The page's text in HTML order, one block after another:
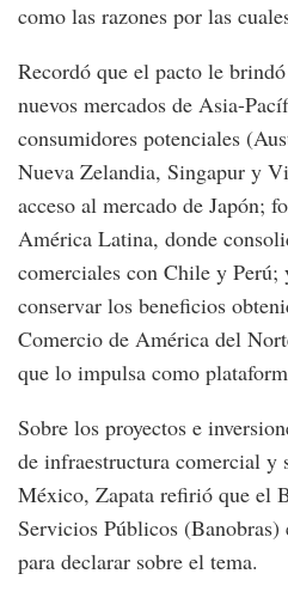
como las razones por las
Recordó que el pacto le
nuevos mercados de Asia-
consumidores potenciales
Nueva Zelandia, Singapur y
acceso al mercado de Japón;
América Latina, donde
comerciales con Chile y
conservar los beneficios
Comercio de América del
que lo impulsa como
Sobre los proyectos e
de infraestructura comercial y
México, Zapata refirió que el
Servicios Públicos (Banobras)
para declarar sobre el tema.